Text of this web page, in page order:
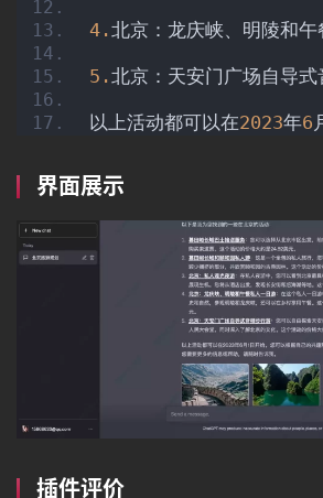
4.北京：龙庆峡、明陵和
5.北京：天安门广场自导
以上活动都可以在2023年6
界面展示
插件评价